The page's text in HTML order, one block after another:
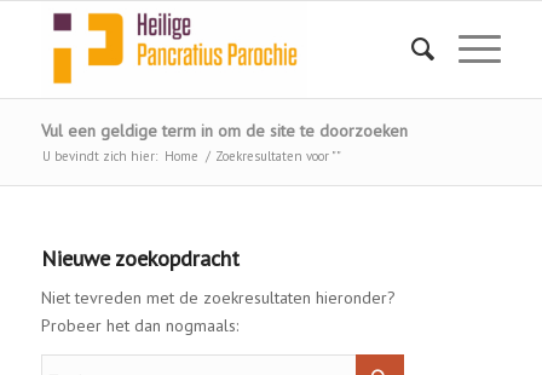
Vul een geldige term in om de site te doorzoeken
U bevindt zich hier: Home / Zoekresultaten voor ""
Nieuwe zoekopdracht
Niet tevreden met de zoekresultaten hieronder?
Probeer het dan nogmaals: